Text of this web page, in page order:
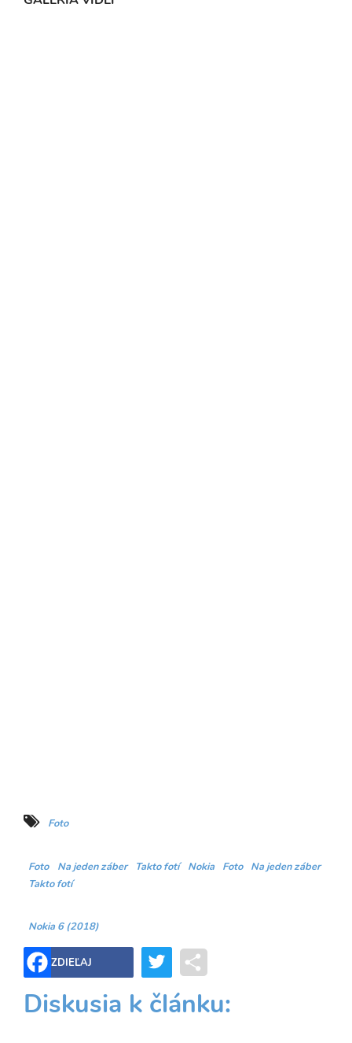
Foto
Foto Na jeden záber Takto fotí Nokia Foto
Na jeden záber
Takto fotí
Nokia 6 (2018)
ZDIEĽAJ Twitter
Diskusia k článku: